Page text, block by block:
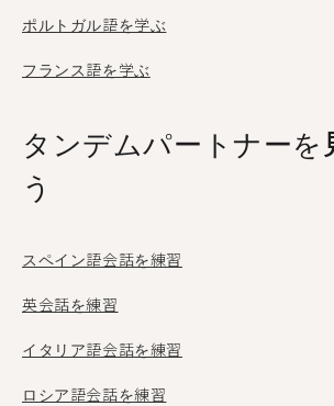
ポルトガル語を学ぶ
フランス語を学ぶ
タンデムパートナーを
う
スペイン語会話を練習
英会話を練習
イタリア語会話を練習
ロシア語会話を練習